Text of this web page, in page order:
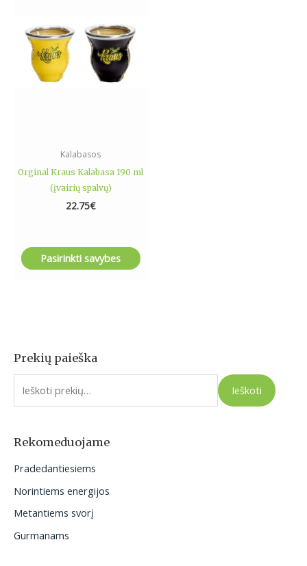
Prekių paieška
I
e
o
:
Ieškoti
Rekomeduojame
Pradedantiesiems
Norintiems energijos
Metantiems svorį
Gurmanams
Kalabasos
Orginal Kraus Kalabasa 190 ml
(įvairių spalvų)
22.75€
Pasirinkti savybes
variants.
The
options
may
page